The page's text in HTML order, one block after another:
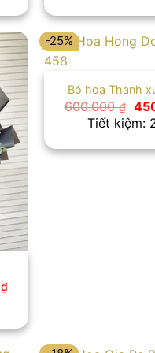
500.000 ₫.
₫Giá
hiện
550.000 ₫.
-25%
Bó hoa Thanh
600.000₫
Giá
gốc
là:
Tiết kiệm: